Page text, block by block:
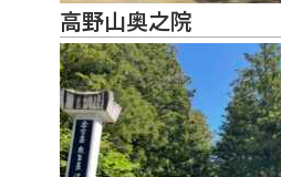
高野山奥之院